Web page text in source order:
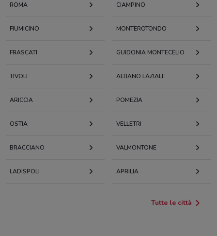
ROMA CIAMPINO
FIUMICINO MONTEROTONDO
FRASCATI GUIDONIA MONTECELIO
TIVOLI ALBANO LAZIALE
ARICCIA POMEZIA
OSTIA VELLETRI
BRACCIANO VALMONTONE
LADISPOLI APRILIA
Tutte le città